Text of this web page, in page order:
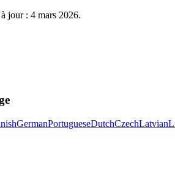
jour : 4 mars 2026.
GermanPortugueseDutchCzechLatvian